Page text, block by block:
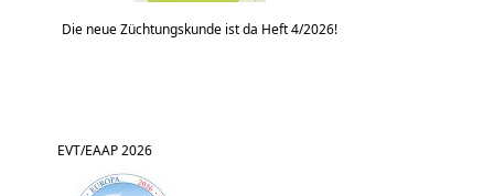
Die neue Züchtungskunde ist da Heft 4/2026!
EVT/EAAP 2026